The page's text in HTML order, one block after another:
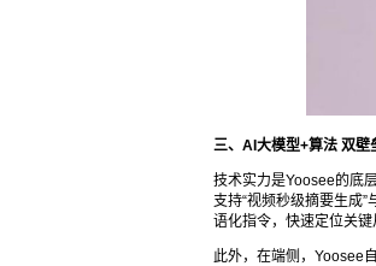
三、AI大模型+算法 双壁
技术实力是Yoosee的底
支持“视频秒级摘要生成”
语化指令，快速定位关键
此外，在端侧，Yoosee